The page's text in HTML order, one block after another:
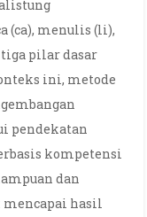
(ca), menulis (li),
pilar dasar
ini, metode
pendekatan
kompetensi
dan
mencapai hasil